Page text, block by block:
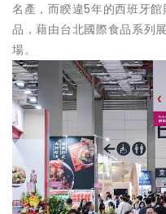
名產，而睽違5年的西班牙
品，藉由台北國際食品系列
場。